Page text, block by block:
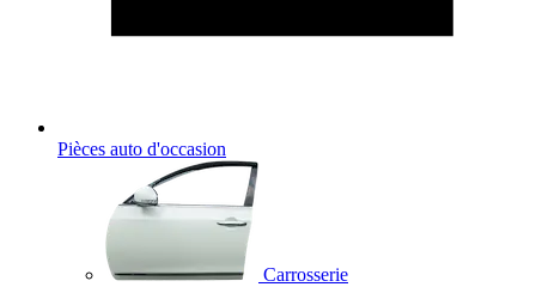
Pièces auto d'occasion
Carrosserie